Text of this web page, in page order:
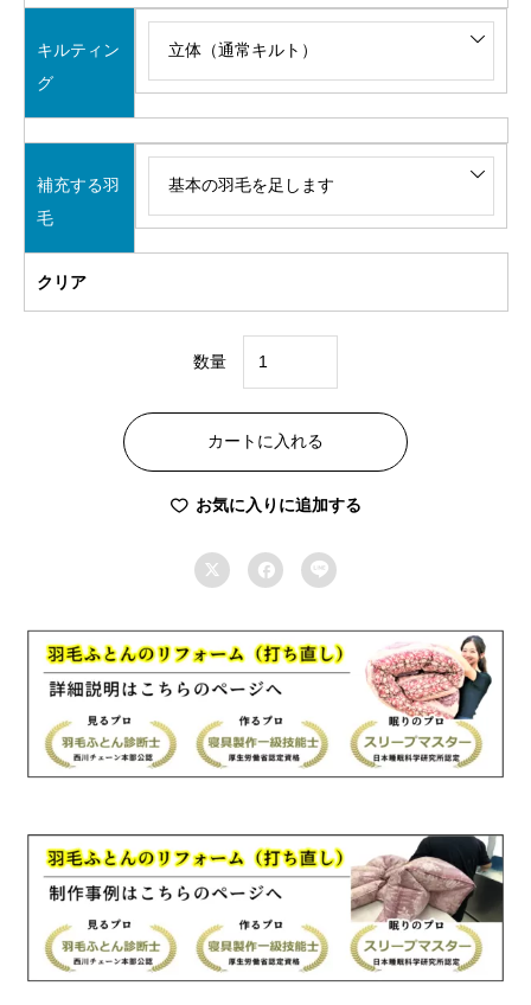
キルティン
グ
補充する羽
毛
クリア
数量
コ
ー
ス
セ
ダ
ル
175×210cm
毛
ふ
ん
リ
ォ
ー
カートに入れる
お気に入りに追加する
  